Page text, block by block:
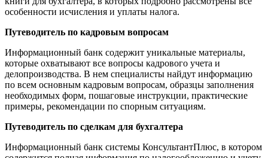
особенности исчисления и уплаты налога.
Путеводитель по кадровым вопросам
Информационный банк содержит уникальные материалы,
которые охватывают все вопросы кадрового учета и
делопроизводства. В нем специалисты найдут информацию
по всем основным кадровым вопросам, образцы заполнения
необходимых форм, пошаговые инструкции, практические
примеры, рекомендации по спорным ситуациям.
Путеводитель по сделкам для бухгалтера
Информационный банк системы КонсультантПлюс, в котором